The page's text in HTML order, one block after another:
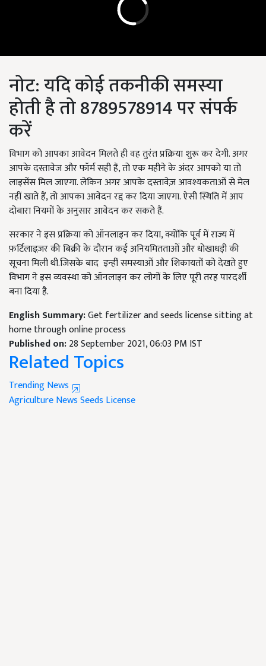
नोट: यदि कोई तकनीकी समस्या
होती है तो 8789578914 पर संपर्क
करें
विभाग को आपका आवेदन मिलते ही वह तुरंत प्रक्रिया शुरू कर देगी. अगर
आपके दस्तावेज और फॉर्म सही हैं, तो एक महीने के अंदर आपको या तो
लाइसेंस मिल जाएगा. लेकिन अगर आपके दस्तावेज़ आवश्यकताओं से मेल
नहीं खाते हैं, तो आपका आवेदन रद्द कर दिया जाएगा. ऐसी स्थिति में आप
दोबारा नियमों के अनुसार आवेदन कर सकते हैं.
सरकार ने इस प्रक्रिया को ऑनलाइन कर दिया, क्योंकि पूर्व में राज्य में
फ़र्टिलाइज़र की बिक्री के दौरान कई अनियमितताओं और धोखाधड़ी की
सूचना मिली थी.जिसके बाद इन्हीं समस्याओं और शिकायतों को देखते हुए
विभाग ने इस व्यवस्था को ऑनलाइन कर लोगों के लिए पूरी तरह पारदर्शी
बना दिया है.
English Summary:Get fertilizer and seeds license sitting at
home through online process
Published on:28 September 2021, 06:03 PM IST
Related Topics
Trending News
Agriculture NewsSeeds License